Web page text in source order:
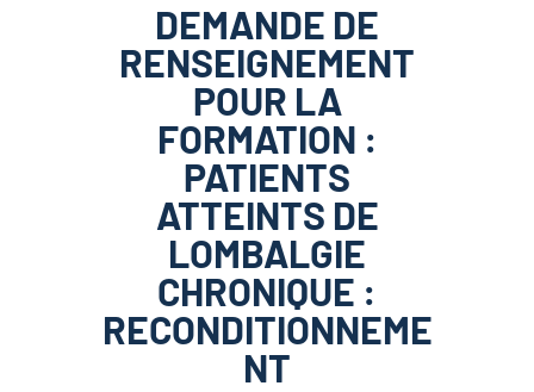
DEMANDE DE
RENSEIGNEMENT
POUR LA
FORMATION :
PATIENTS
ATTEINTS DE
LOMBALGIE
CHRONIQUE :
RECONDITIONNEME
NT